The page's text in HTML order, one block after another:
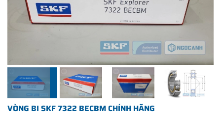
VÒNG BI SKF 7322 BECBM CHÍNH HÃNG